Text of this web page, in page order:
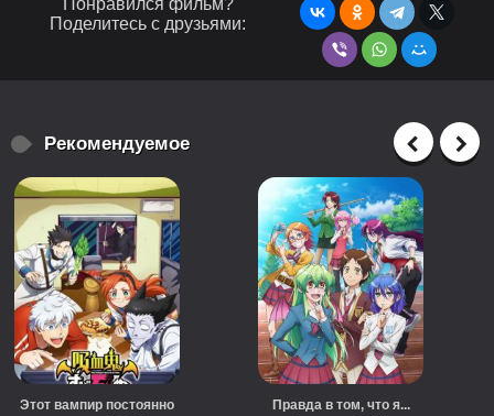
Понравился фильм?
Поделитесь с друзьями:
Рекомендуемое
Этот вампир постоянно
Правда в том, что я...